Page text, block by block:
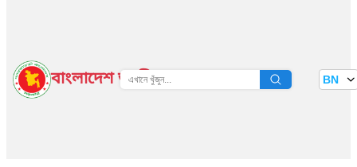
বাংলাদেশ জাতীয় তথ্য বাতায়ন BN